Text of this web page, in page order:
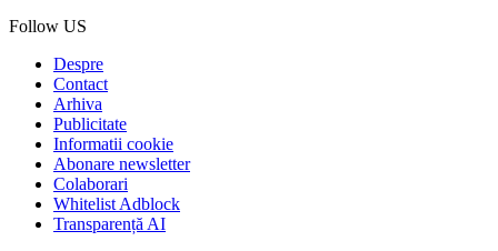
Follow US
Despre
Contact
Arhiva
Publicitate
Informatii cookie
Abonare newsletter
Colaborari
Whitelist Adblock
Transparență AI